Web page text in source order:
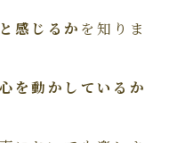
感じるか を知りま
を動かしているか